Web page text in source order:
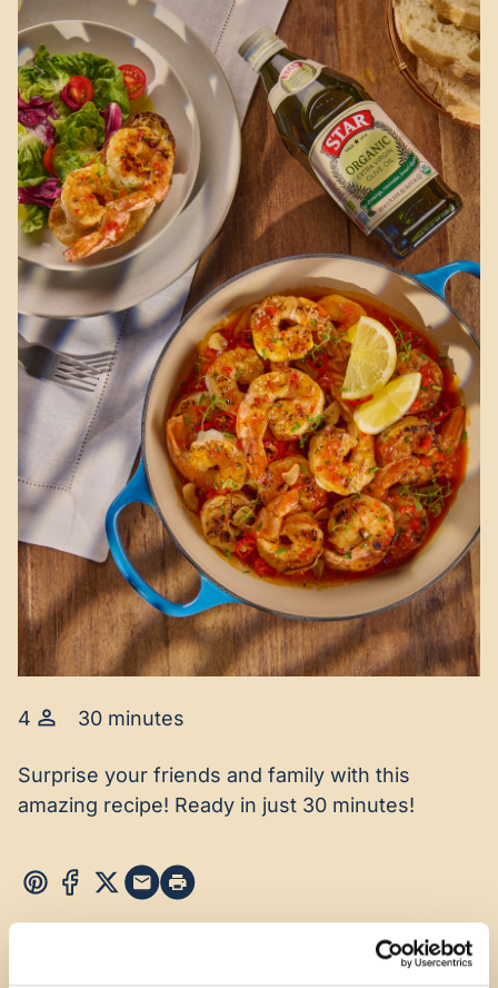
4 30 minutes
Surprise your friends and family with this
amazing recipe! Ready in just 30 minutes!